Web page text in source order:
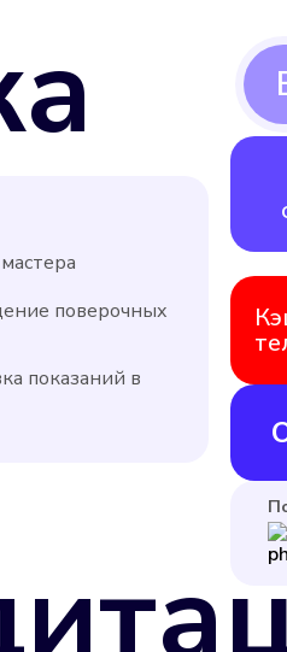
поверочных
показаний в